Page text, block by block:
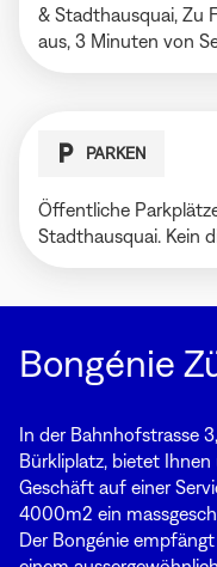
& Stadthausquai, Zu
aus, 3 Minuten von
PARKEN
Öffentliche
Stadthausquai. Kein
Bongénie
In der Bahnhofstrasse
Bürkliplatz, bietet
Geschäft auf einer
4000m2 ein
Der Bongénie